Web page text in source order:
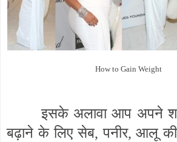
How to Gain Weight
इसके अलावा आप अपने
बढ़ाने के लिए सेब, पनीर, आलू की